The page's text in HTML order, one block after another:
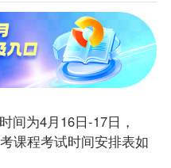
间为4月16日-17日，
课程考试时间安排表如